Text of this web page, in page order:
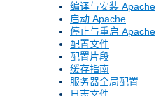
编译与安装 Apache
启动 Apache
停止与重启 Apache
配置文件
配置片段
缓存指南
服务器全局配置